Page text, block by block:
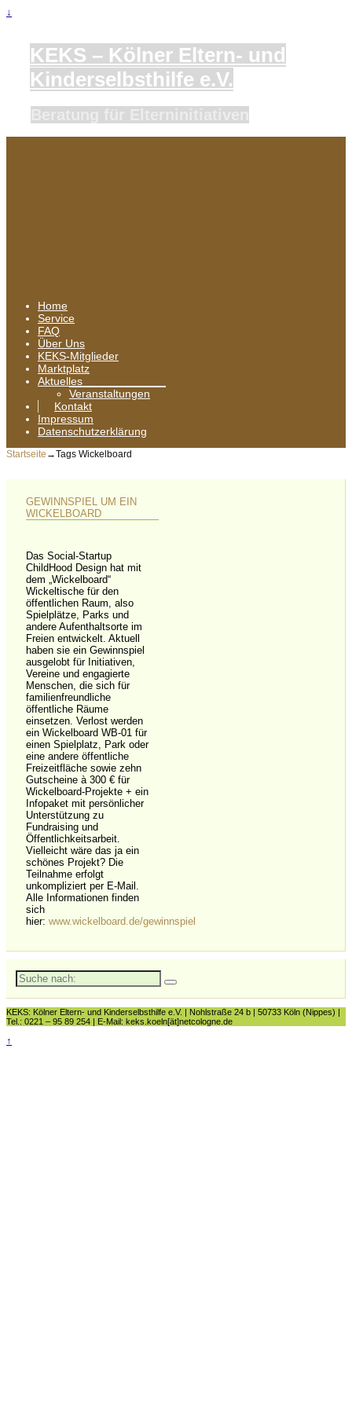
↓
KEKS – Kölner Eltern- und
Kinderselbsthilfe e.V.
Home
Service
FAQ
Über Uns
KEKS-Mitglieder
Marktplatz
Aktuelles
Veranstaltungen
Kontakt
Impressum
Datenschutzerklärung
Startseite →Tags Wickelboard
GEWINNSPIEL UM EIN
WICKELBOARD
Das Social-Startup
ChildHood Design hat mit
dem „Wickelboard“
Wickeltische für den
öffentlichen Raum, also
Spielplätze, Parks und
andere Aufenthaltsorte im
Freien entwickelt. Aktuell
haben sie ein Gewinnspiel
ausgelobt für Initiativen,
Vereine und engagierte
Menschen, die sich für
familienfreundliche
öffentliche Räume
einsetzen. Verlost werden
einWickelboard WB-01 für
einen Spielplatz, Park oder
eine andere öffentliche
Freizeitfläche sowie zehn
Gutscheine à 300 € für
Wickelboard-Projekte + ein
Infopaket mit persönlicher
Unterstützung zu
Fundraising und
Öffentlichkeitsarbeit.
Vielleicht wäre das ja ein
schönes Projekt? Die
Teilnahme erfolgt
unkompliziert per E-Mail.
Alle Informationen finden
sich
hier:www.wickelboard.de/gewinnspiel
Suche
nach:
KEKS: Kölner Eltern- und Kinderselbsthilfe e.V. | Nohlstraße 24 b | 50733 Köln (Nippes) |
Tel.: 0221 – 95 89 254 | E-Mail: keks.koeln[ät]netcologne.de
↑